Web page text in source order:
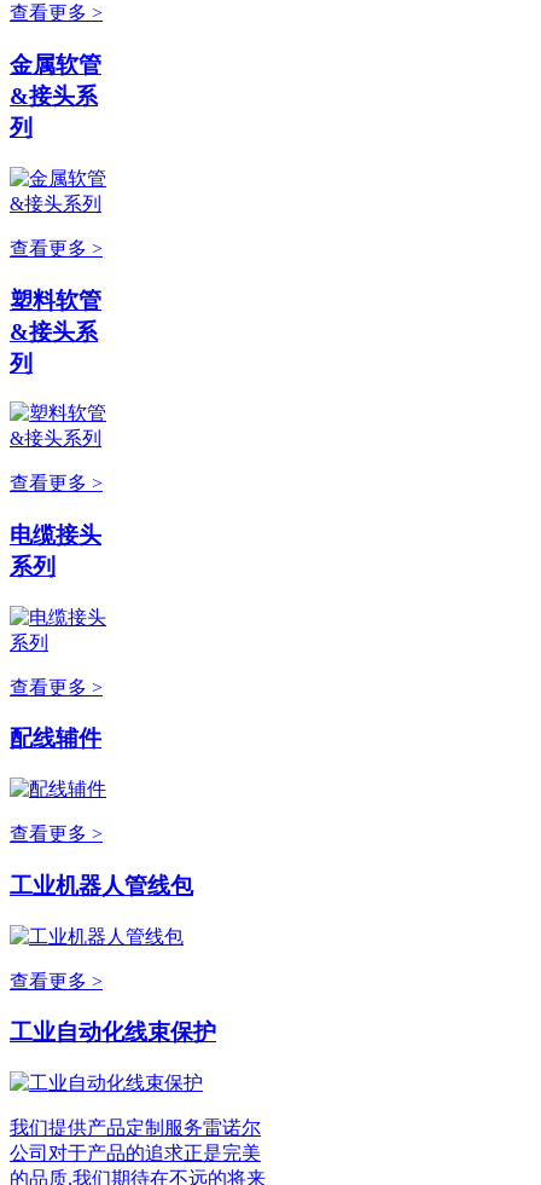
查看更多 >
金属软管
&接头系
列
查看更多 >
塑料软管
&接头系
列
查看更多 >
电缆接头
系列
查看更多 >
配线辅件
查看更多 >
工业机器人管线包
查看更多 >
工业自动化线束保护
我们提供产品定制服务雷诺尔
公司对于产品的追求正是完美
的品质,我们期待在不远的将来